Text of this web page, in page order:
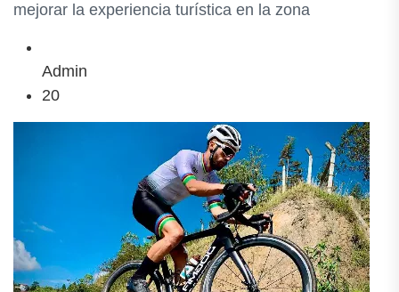
mejorar la experiencia turística en la zona
Admin
20